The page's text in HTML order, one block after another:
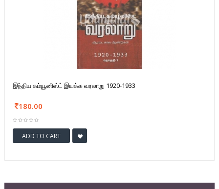
இந்திய கம்யூனிஸ்ட் இயக்க வரலாறு 1920-1933
180.00
ADD TO CART